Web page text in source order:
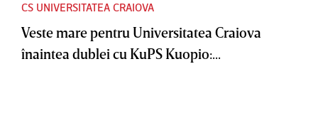
CS UNIVERSITATEA CRAIOVA
Veste mare pentru Universitatea Craiova
înaintea dublei cu KuPS Kuopio:...